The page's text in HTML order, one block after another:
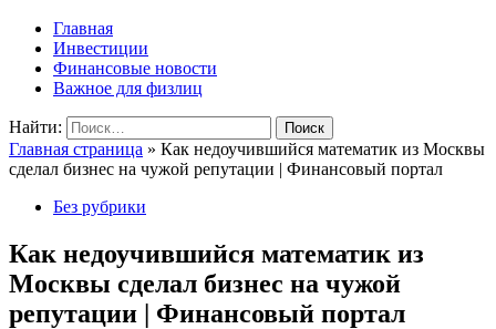
Главная
Инвестиции
Финансовые новости
Важное для физлиц
Найти:
Главная страница » Как недоучившийся математик из Москвы
сделал бизнес на чужой репутации | Финансовый портал
Без рубрики
Как недоучившийся математик из
Москвы сделал бизнес на чужой
репутации | Финансовый портал